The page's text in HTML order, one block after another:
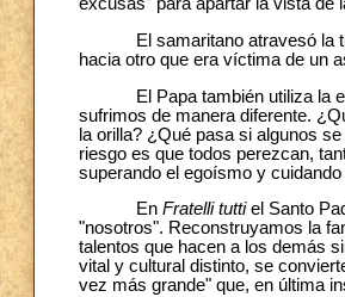
excusas" para apartar la vista de
El samaritano atravesó la
hacia otro que era víctima de un
El Papa también utiliza la
sufrimos de manera diferente.
la orilla? ¿Qué pasa si algunos
riesgo es que todos perezcan,
superando el egoísmo y
En Fratelli tuttiel Santo
"nosotros". Reconstruyamos la
talentos que hacen a los demás
vital y cultural distinto, se
vez más grande" que, en última